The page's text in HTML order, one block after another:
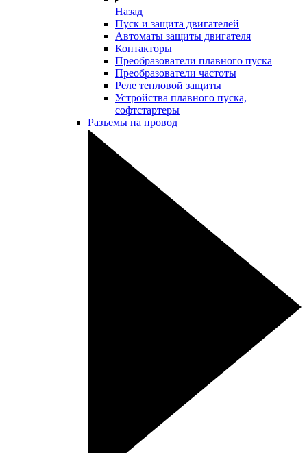
Назад
Пуск и защита двигателей
Автоматы защиты двигателя
Контакторы
Преобразователи плавного пуска
Преобразователи частоты
Реле тепловой защиты
Устройства плавного пуска,
софтстартеры
Разъемы на провод